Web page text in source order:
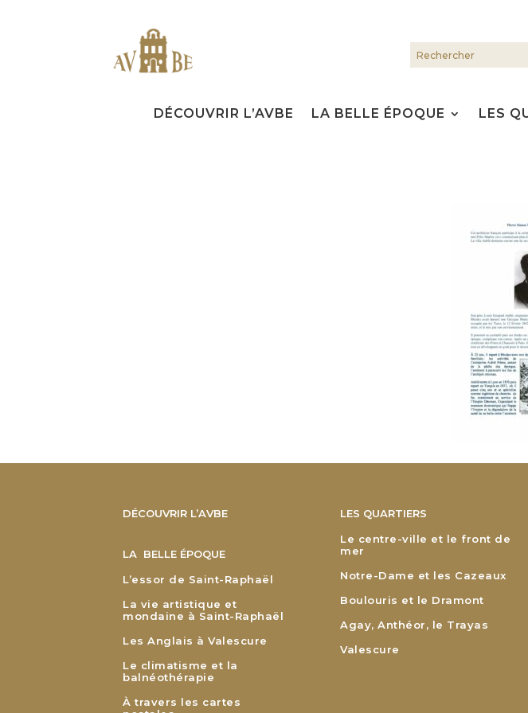
DÉCOUVRIR L’AVBE LA BELLE ÉPOQUE LES
DÉCOUVRIR L’AVBE
LA BELLE ÉPOQUE
L’essor de Saint-Raphaël
La vie artistique et
mondaine à Saint-Raphaël
Les Anglais à Valescure
Le climatisme et la
balnéothérapie
À travers les cartes
LES QUARTIERS
Le centre-ville et le front de
mer
Notre-Dame et les Cazeaux
Boulouris et le Dramont
Agay, Anthéor, le Trayas
Valescure